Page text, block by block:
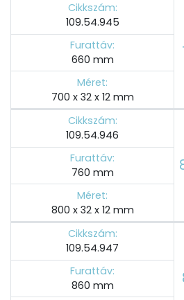
Cikkszám:
109.54.945
Furattáv:
660 mm
Méret:
700 x 32 x 12 mm
Cikkszám:
109.54.946
Furattáv:
760 mm
Méret:
800 x 32 x 12 mm
Cikkszám:
109.54.947
Furattáv:
860 mm